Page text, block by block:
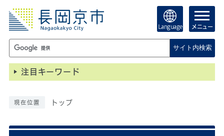
Language メニュー
サイト内検索
注目キーワード
現在位置 トップ